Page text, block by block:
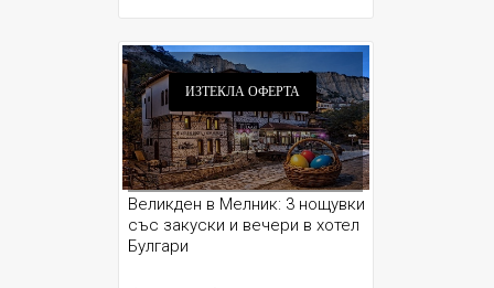
ИЗТЕКЛА ОФЕРТА
Великден в Мелник: 3 нощувки
със закуски и вечери в хотел
Булгари